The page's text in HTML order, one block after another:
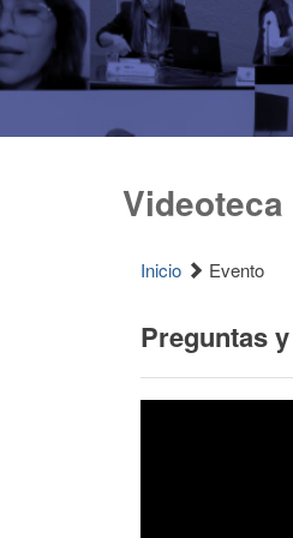
Inicio Evento
Preguntas